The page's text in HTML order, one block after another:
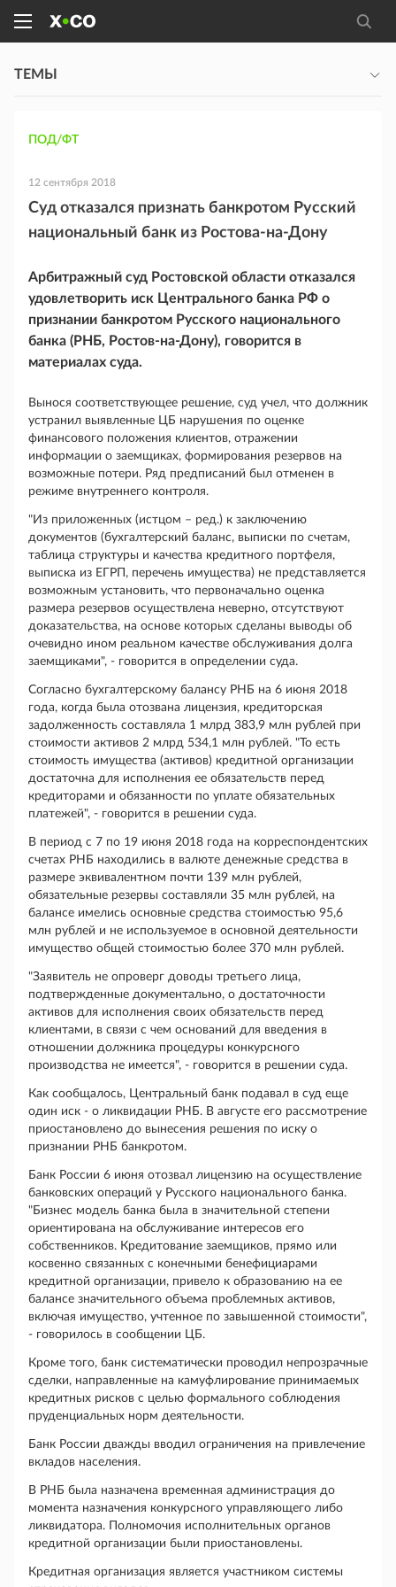
ТЕМЫ
ПОД/ФТ
12 сентября 2018
Суд отказался признать банкротом Русский
национальный банк из Ростова-на-Дону
Арбитражный суд Ростовской области отказался
удовлетворить иск Центрального банка РФ о
признании банкротом Русского национального
банка (РНБ, Ростов-на-Дону), говорится в
материалах суда.
Вынося соответствующее решение, суд учел, что должник
устранил выявленные ЦБ нарушения по оценке
финансового положения клиентов, отражении
информации о заемщиках, формирования резервов на
возможные потери. Ряд предписаний был отменен в
режиме внутреннего контроля.
"Из приложенных (истцом – ред.) к заключению
документов (бухгалтерский баланс, выписки по счетам,
таблица структуры и качества кредитного портфеля,
выписка из ЕГРП, перечень имущества) не представляется
возможным установить, что первоначально оценка
размера резервов осуществлена неверно, отсутствуют
доказательства, на основе которых сделаны выводы об
очевидно ином реальном качестве обслуживания долга
заемщиками", - говорится в определении суда.
Согласно бухгалтерскому балансу РНБ на 6 июня 2018
года, когда была отозвана лицензия, кредиторская
задолженность составляла 1 млрд 383,9 млн рублей при
стоимости активов 2 млрд 534,1 млн рублей. "То есть
стоимость имущества (активов) кредитной организации
достаточна для исполнения ее обязательств перед
кредиторами и обязанности по уплате обязательных
платежей", - говорится в решении суда.
В период с 7 по 19 июня 2018 года на корреспондентских
счетах РНБ находились в валюте денежные средства в
размере эквивалентном почти 139 млн рублей,
обязательные резервы составляли 35 млн рублей, на
балансе имелись основные средства стоимостью 95,6
млн рублей и не используемое в основной деятельности
имущество общей стоимостью более 370 млн рублей.
"Заявитель не опроверг доводы третьего лица,
подтвержденные документально, о достаточности
активов для исполнения своих обязательств перед
клиентами, в связи с чем оснований для введения в
отношении должника процедуры конкурсного
производства не имеется", - говорится в решении суда.
Как сообщалось, Центральный банк подавал в суд еще
один иск - о ликвидации РНБ. В августе его рассмотрение
приостановлено до вынесения решения по иску о
признании РНБ банкротом.
Банк России 6 июня отозвал лицензию на осуществление
банковских операций у Русского национального банка.
"Бизнес модель банка была в значительной степени
ориентирована на обслуживание интересов его
собственников. Кредитование заемщиков, прямо или
косвенно связанных с конечными бенефициарами
кредитной организации, привело к образованию на ее
балансе значительного объема проблемных активов,
включая имущество, учтенное по завышенной стоимости",
- говорилось в сообщении ЦБ.
Кроме того, банк систематически проводил непрозрачные
сделки, направленные на камуфлирование принимаемых
кредитных рисков с целью формального соблюдения
пруденциальных норм деятельности.
Банк России дважды вводил ограничения на привлечение
вкладов населения.
В РНБ была назначена временная администрация до
момента назначения конкурсного управляющего либо
ликвидатора. Полномочия исполнительных органов
кредитной организации были приостановлены.
Кредитная организация является участником системы